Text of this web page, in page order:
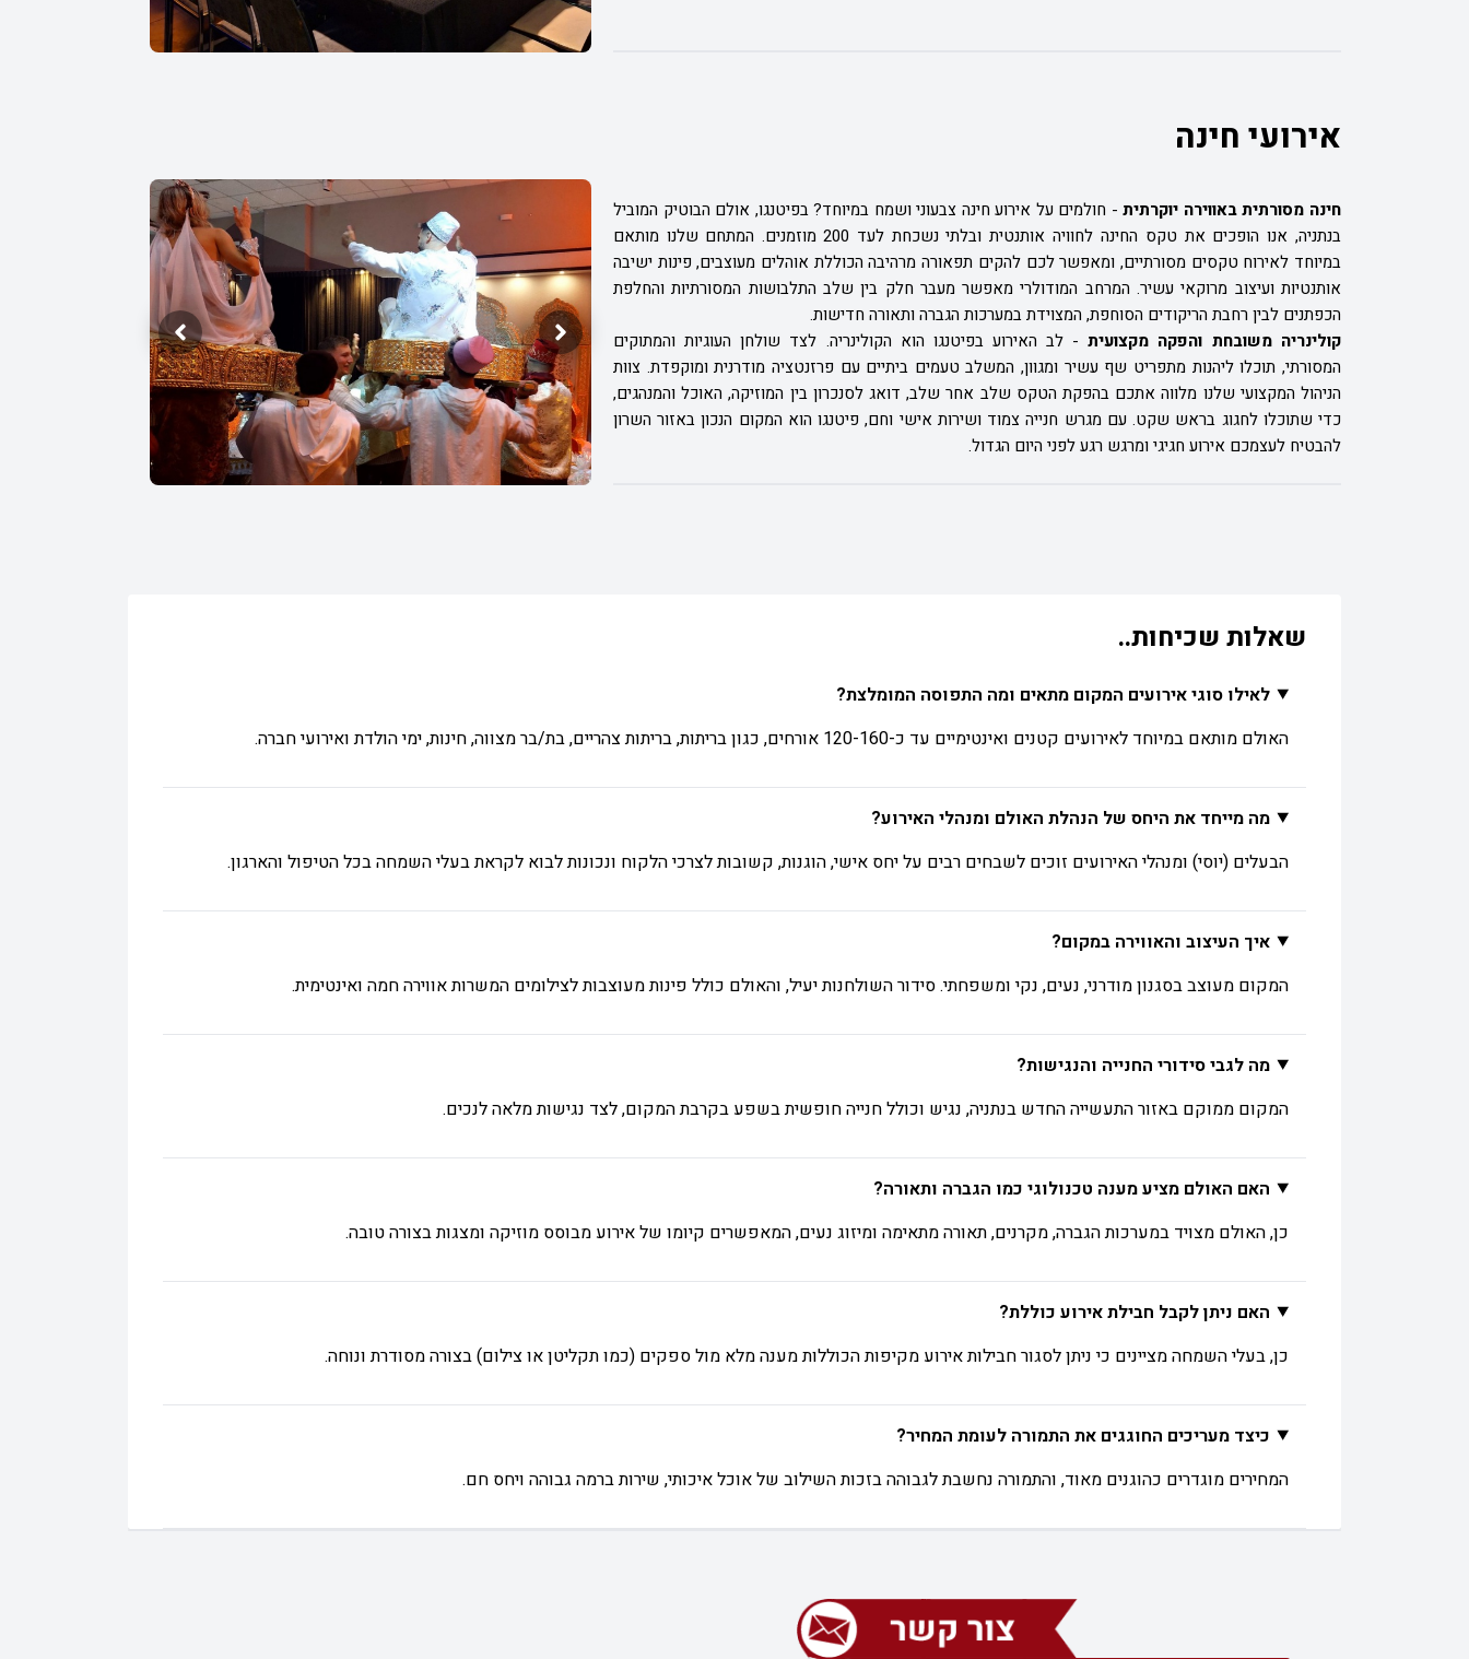
אירועי חינה
חינה מסורתית באווירה יוקרתית - חולמים על אירוע חינה צבעוני ושמח במיוחד? בפיטנגו, אולם הבוטיק המוביל
בנתניה, אנו הופכים את טקס החינה לחוויה אותנטית ובלתי נשכחת לעד 200 מוזמנים. המתחם שלנו מותאם
במיוחד לאירוח טקסים מסורתיים, ומאפשר לכם להקים תפאורה מרהיבה הכוללת אוהלים מעוצבים, פינות ישיבה
אותנטיות ועיצוב מרוקאי עשיר. המרחב המודולרי מאפשר מעבר חלק בין שלב התלבושות המסורתיות והחלפת
הכפתנים לבין רחבת הריקודים הסוחפת, המצוידת במערכות הגברה ותאורה חדישות.
קולינריה משובחת והפקה מקצועית - לב האירוע בפיטנגו הוא הקולינריה. לצד שולחן העוגיות והמתוקים
המסורתי, תוכלו ליהנות מתפריט שף עשיר ומגוון, המשלב טעמים ביתיים עם פרזנטציה מודרנית ומוקפדת. צוות
הניהול המקצועי שלנו מלווה אתכם בהפקת הטקס שלב אחר שלב, דואג לסנכרון בין המוזיקה, האוכל והמנהגים,
כדי שתוכלו לחגוג בראש שקט. עם מגרש חנייה צמוד ושירות אישי וחם, פיטנגו הוא המקום הנכון באזור השרון
להבטיח לעצמכם אירוע חגיגי ומרגש רגע לפני היום הגדול.
שאלות שכיחות..
לאילו סוגי אירועים המקום מתאים ומה התפוסה המומלצת?
האולם מותאם במיוחד לאירועים קטנים ואינטימיים עד כ-120-160 אורחים, כגון בריתות, בריתות צהריים, בת/בר מצווה, חינות, ימי הולדת ואירועי חברה.
מה מייחד את היחס של הנהלת האולם ומנהלי האירוע?
הבעלים (יוסי) ומנהלי האירועים זוכים לשבחים רבים על יחס אישי, הוגנות, קשובות לצרכי הלקוח ונכונות לבוא לקראת בעלי השמחה בכל הטיפול והארגון.
איך העיצוב והאווירה במקום?
המקום מעוצב בסגנון מודרני, נעים, נקי ומשפחתי. סידור השולחנות יעיל, והאולם כולל פינות מעוצבות לצילומים המשרות אווירה חמה ואינטימית.
מה לגבי סידורי החנייה והנגישות?
המקום ממוקם באזור התעשייה החדש בנתניה, נגיש וכולל חנייה חופשית בשפע בקרבת המקום, לצד נגישות מלאה לנכים.
האם האולם מציע מענה טכנולוגי כמו הגברה ותאורה?
כן, האולם מצויד במערכות הגברה, מקרנים, תאורה מתאימה ומיזוג נעים, המאפשרים קיומו של אירוע מבוסס מוזיקה ומצגות בצורה טובה.
האם ניתן לקבל חבילת אירוע כוללת?
כן, בעלי השמחה מציינים כי ניתן לסגור חבילות אירוע מקיפות הכוללות מענה מלא מול ספקים (כמו תקליטן או צילום) בצורה מסודרת ונוחה.
כיצד מעריכים החוגגים את התמורה לעומת המחיר?
המחירים מוגדרים כהוגנים מאוד, והתמורה נחשבת לגבוהה בזכות השילוב של אוכל איכותי, שירות ברמה גבוהה ויחס חם.